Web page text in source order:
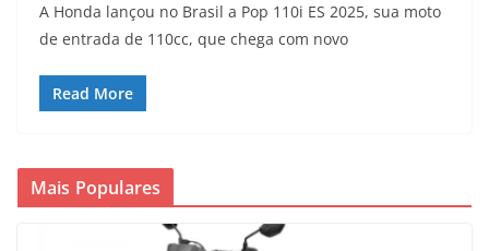
A Honda lançou no Brasil a Pop 110i ES 2025, sua moto
de entrada de 110cc, que chega com novo
Read More
Mais Populares